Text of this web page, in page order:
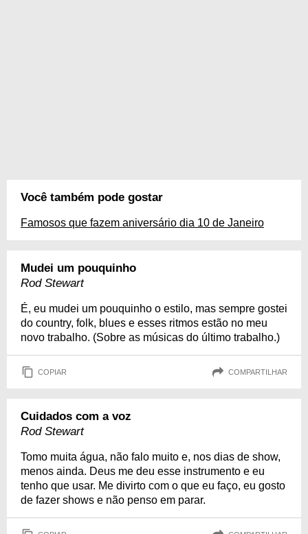
Você também pode gostar
Famosos que fazem aniversário dia 10 de Janeiro
Mudei um pouquinho
Rod Stewart
É, eu mudei um pouquinho o estilo, mas sempre gostei
do country, folk, blues e esses ritmos estão no meu
novo trabalho. (Sobre as músicas do último trabalho.)
COPIAR COMPARTILHAR
Cuidados com a voz
Rod Stewart
Tomo muita água, não falo muito e, nos dias de show,
menos ainda. Deus me deu esse instrumento e eu
tenho que usar. Me divirto com o que eu faço, eu gosto
de fazer shows e não penso em parar.